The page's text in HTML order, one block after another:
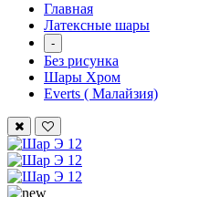
Главная
Латексные шары
-
Без рисунка
Шары Хром
Everts ( Малайзия)